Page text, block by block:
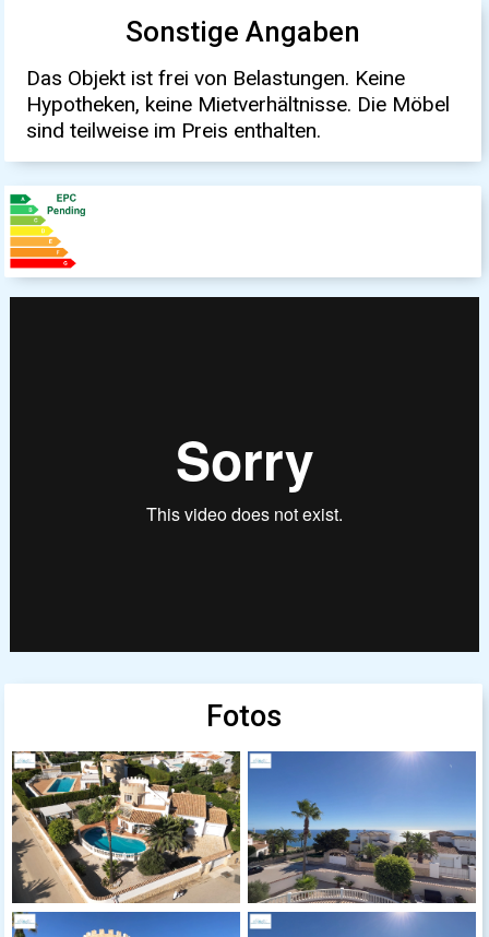
Sonstige Angaben
Das Objekt ist frei von Belastungen. Keine
Hypotheken, keine Mietverhältnisse. Die Möbel
sind teilweise im Preis enthalten.
Fotos